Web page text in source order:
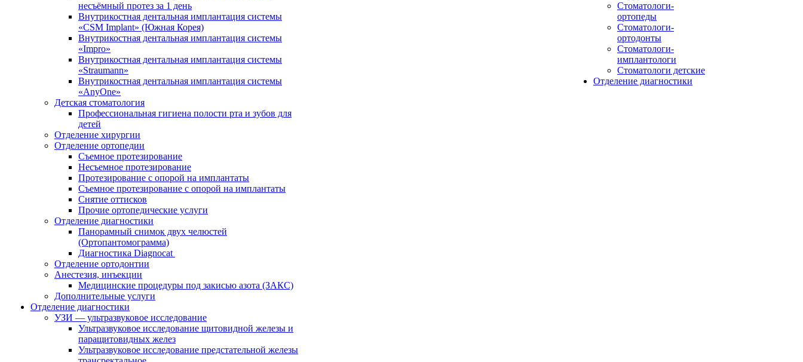
несъёмный протез за 1 день
Внутрикостная дентальная имплантация системы
«CSM Implant» (Южная Корея)
Внутрикостная дентальная имплантация системы
«Impro»
Внутрикостная дентальная имплантация системы
«Straumann»
Внутрикостная дентальная имплантация системы
«AnyOne»
Детская стоматология
Профессиональная гигиена полости рта и зубов для
детей
Отделение хирургии
Отделение ортопедии
Съемное протезирование
Несъемное протезирование
Протезирование с опорой на имплантаты
Съемное протезирование с опорой на имплантаты
Снятие оттисков
Прочие ортопедические услуги
Отделение диагностики
Панорамный снимок двух челюстей
(Ортопантомограмма)
Диагностика Diagnocat
Отделение ортодонтии
Анестезия, инъекции
Медицинские процедуры под закисью азота (ЗАКС)
Дополнительные услуги
Отделение диагностики
УЗИ — ультразвуковое исследование
Ультразвуковое исследование щитовидной железы и
паращитовидных желез
Ультразвуковое исследование предстательной железы
Стоматологи-
ортопеды
Стоматологи-
ортодонты
Стоматологи-
имплантологи
Стоматологи детские
Отделение диагностики